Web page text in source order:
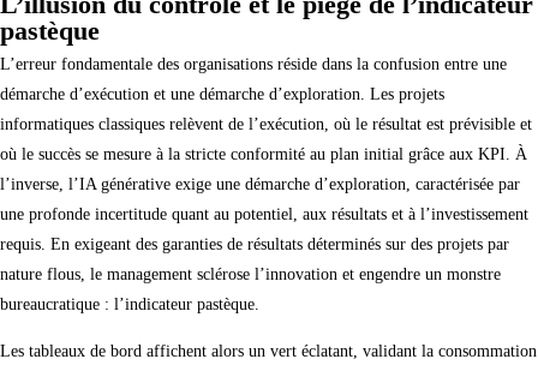
pastèque
L’erreur fondamentale des organisations réside dans la confusion entre une
démarche d’exécution et une démarche d’exploration. Les projets
informatiques classiques relèvent de l’exécution, où le résultat est prévisible et
où le succès se mesure à la stricte conformité au plan initial grâce aux KPI. À
l’inverse, l’IA générative exige une démarche d’exploration, caractérisée par
une profonde incertitude quant au potentiel, aux résultats et à l’investissement
requis. En exigeant des garanties de résultats déterminés sur des projets par
nature flous, le management sclérose l’innovation et engendre un monstre
bureaucratique : l’indicateur pastèque.
Les tableaux de bord affichent alors un vert éclatant, validant la consommation